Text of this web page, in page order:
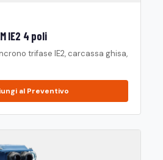
IE2 4 poli
trifase IE2, carcassa ghisa,
al Preventivo